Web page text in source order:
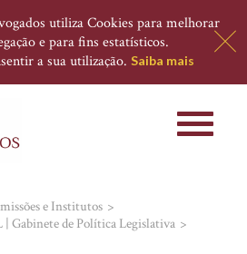
utiliza Cookies para melhorar
e para fins estatísticos.
a sua utilização. Saiba mais
Toggle
e Institutos
| Gabinete de Política Legislativa